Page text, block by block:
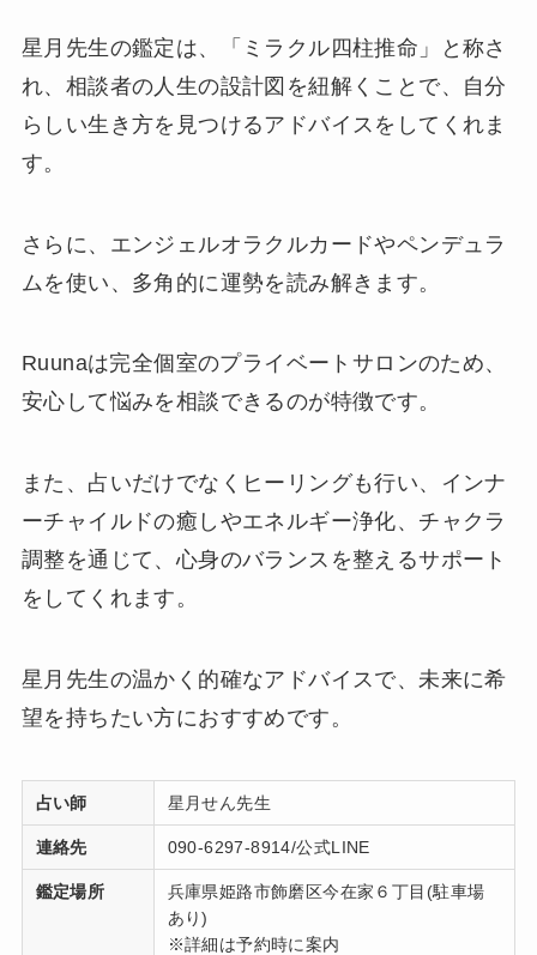
星月先生の鑑定は、「ミラクル四柱推命」と称さ
れ、相談者の人生の設計図を紐解くことで、自分
らしい生き方を見つけるアドバイスをしてくれま
す。
さらに、エンジェルオラクルカードやペンデュラ
ムを使い、多角的に運勢を読み解きます。
Ruunaは完全個室のプライベートサロンのため、
安心して悩みを相談できるのが特徴です。
また、占いだけでなくヒーリングも行い、インナ
ーチャイルドの癒しやエネルギー浄化、チャクラ
調整を通じて、心身のバランスを整えるサポート
をしてくれます。
星月先生の温かく的確なアドバイスで、未来に希
望を持ちたい方におすすめです。
占い師 星月せん先生
連絡先 090-6297-8914/公式LINE
鑑定場所
兵庫県姫路市飾磨区今在家６丁目(駐車場
あり)
※詳細は予約時に案内